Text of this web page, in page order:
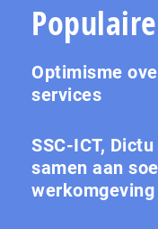
Optimisme
services
SSC-ICT,
samen aan
werkomgeving